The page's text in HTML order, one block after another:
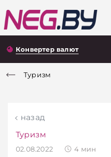
Конвертер валют
Туризм
назад
Туризм
02.08.2022 4 мин